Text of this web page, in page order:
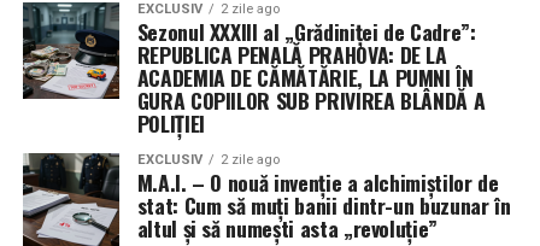
Această practică a Pentagonului, de a ascunde detaliile
despre contractori și valorile exacte ale premiilor,
devine din ce în ce mai frecventă. Justificarea oficială
este nevoia de a preveni transferul de informații
strategice către puteri rivale precum China. Utilizarea
unor vehicule contractuale non-tradiționale permite
ocolirea cerințelor standard de raportare publică,
oferind armatei o mai mare libertate de mișcare, dar și
EXCLUSIV 2 zile ago
Sezonul XXXIII al „Grădiniței de Cadre”:
REPUBLICA PENALĂ PRAHOVA: DE LA
ACADEMIA DE CĂMĂTĂRIE, LA PUMNI ÎN
GURA COPIILOR SUB PRIVIREA BLÂNDĂ A
POLIȚIEI
EXCLUSIV 2 zile ago
M.A.I. – O nouă invenție a alchimiștilor de
stat: Cum să muți banii dintr-un buzunar în
altul și să numești asta „revoluție”